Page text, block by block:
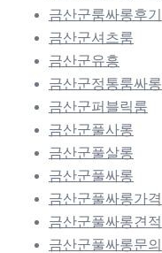
금산군룸싸롱후기
금산군셔츠룸
금산군유흥
금산군정통룸싸롱
금산군퍼블릭룸
금산군풀사롱
금산군풀살롱
금산군풀싸롱
금산군풀싸롱가격
금산군풀싸롱견적
금산군풀싸롱문의